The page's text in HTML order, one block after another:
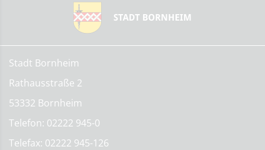
Stadt Bornheim
Rathausstraße 2
53332 Bornheim
Telefon: 02222 945-0
Telefax: 02222 945-126